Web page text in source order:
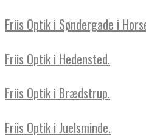
Friis Optik i Søndergade i
Friis Optik i Hedensted.
Friis Optik i Brædstrup.
Friis Optik i Juelsminde.